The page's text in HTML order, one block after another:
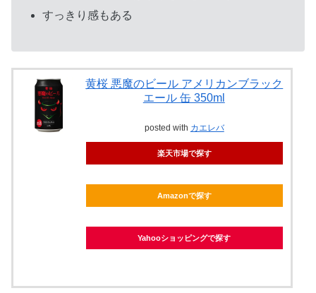
すっきり感もある
黄桜 悪魔のビール アメリカンブラック
エール 缶 350ml
posted with カエレバ
楽天市場で探す
Amazonで探す
Yahooショッピングで探す